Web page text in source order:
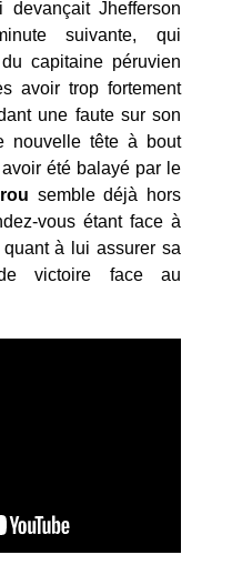
devançait Jhefferson
suivante, qui
capitaine péruvien
avoir trop fortement
une faute sur son
nouvelle tête à bout
été balayé par le
semble déjà hors
vous étant face à
à lui assurer sa
victoire face au